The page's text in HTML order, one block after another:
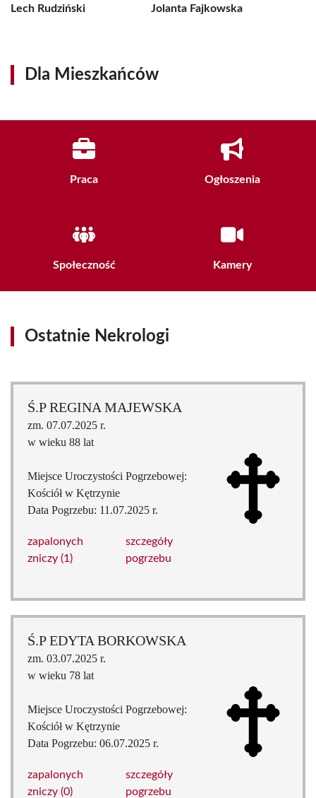
Lech Rudziński Jolanta Fajkowska
Dla Mieszkańców
Praca Ogłoszenia
Społeczność Kamery
Ostatnie Nekrologi
Ś.P REGINA MAJEWSKA
zm. 07.07.2025 r.
w wieku 88 lat
Miejsce Uroczystości Pogrzebowej:
Kościół w Kętrzynie
Data Pogrzebu: 11.07.2025 r.
zapalonych
zniczy (1)
szczegóły
pogrzebu
Ś.P EDYTA BORKOWSKA
zm. 03.07.2025 r.
w wieku 78 lat
Miejsce Uroczystości Pogrzebowej:
Kościół w Kętrzynie
Data Pogrzebu: 06.07.2025 r.
zapalonych
zniczy (0)
szczegóły
pogrzebu